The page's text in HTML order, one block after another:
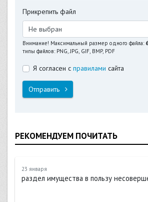
Прикрепить файл
Не выбран
Внимание! Максимальный размер одного файла:
типы файлов: PNG, JPG, GIF, BMP, PDF
Я согласен с правилами сайта
Отправить
РЕКОМЕНДУЕМ ПОЧИТАТЬ
23 января
раздел имущества в пользу